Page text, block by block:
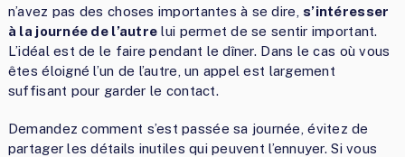
n’avez pas des choses importantes à se dire, s’intéresser
à la journée de l’autre lui permet de se sentir important.
L’idéal est de le faire pendant le dîner. Dans le cas où vous
êtes éloigné l’un de l’autre, un appel est largement
suffisant pour garder le contact.
Demandez comment s’est passée sa journée, évitez de
partager les détails inutiles qui peuvent l’ennuyer. Si vous